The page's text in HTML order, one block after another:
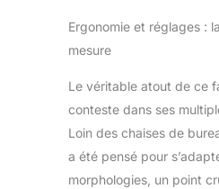
Ergonomie et réglages :
mesure
Le véritable atout de ce
conteste dans ses
Loin des chaises de
a été pensé pour
morphologies, un point